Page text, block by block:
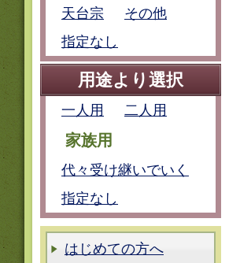
天台宗
その他
指定なし
用途より選択
一人用 二人用
家族用
代々受け継いでいく
指定なし
はじめての方へ